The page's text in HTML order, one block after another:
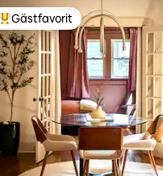
Populär gästfavorit
Gästfavorit